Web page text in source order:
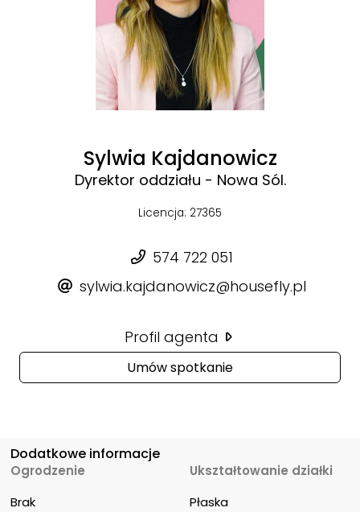
Sylwia Kajdanowicz
Dyrektor oddziału - Nowa Sól.
Licencja: 27365
574 722 051
sylwia.kajdanowicz@housefly.pl
Profil agenta
Umów spotkanie
Dodatkowe informacje
Ogrodzenie
Brak
Ukształtowanie działki
Płaska